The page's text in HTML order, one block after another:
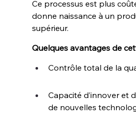
Ce processus est plus
donne naissance à un
supérieur.
Quelques avantages de
Contrôle total de la
Capacité d’innover et
de nouvelles